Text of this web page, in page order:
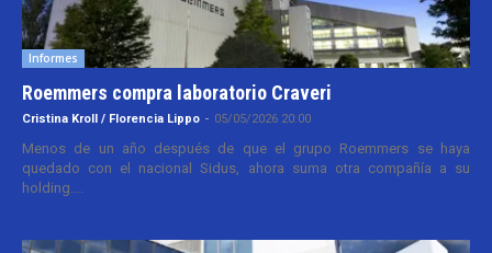
Informes
Roemmers compra laboratorio Craveri
Cristina Kroll / Florencia Lippo - 05/05/2026 20:00
Menos de un año después de que el grupo Roemmers se haya
quedado con el nacional Sidus, ahora suma otra compañía a su
holding....